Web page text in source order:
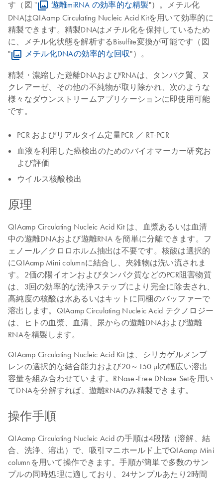
す（図 " 遊離miRNA の効率的な精製"）。メチル化
DNAはQIAamp Circulating Nucleic Acid Kitを用いて効率的に
精製できます。精製DNAはメチル化を保持しているため
に、メチル化状態を解析するBisulfite変換が可能です（図
"
メチル化DNAの効率的な回収"）。
精製・濃縮した遊離DNAおよびRNAは、タンパク質、ヌ
クレアーゼ、その他の不純物が取り除かれ、次のような
様々なダウンストリームアプリケーションに即使用可能
です。
PCR およびリアルタイム定量PCR ／ RT-PCR
血液を利用した癌検出のためのバイオマーカー研究お
よび評価
ウイルス核酸検出
原理
QIAamp Circulating Nucleic Acid Kit は、血漿あるいは血清
中の遊離DNAおよび遊離RNA を簡単に分離できます。フ
ェノール／クロロホルム抽出は不要です。核酸は選択的
にQIAamp Mini columnに結合し、夾雑物は洗い流されま
す。2価の陽イオンおよびタンパク質などのPCR阻害物質
は、3回の効率的な洗浄ステップにより完全に除去され、
高純度の核酸は水あるいはキットに同梱のバッファーで
溶出します。QIAamp Circulating Nucleic Acid テクノロジー
は、ヒトの血漿、血清、尿からの遊離DNAおよび遊離
RNAを精製します。
QIAamp Circulating Nucleic Acid Kit は、シリカゲルメンブ
レンの選択的な結合能力および20～150 μlの幅広い溶出
容量を組み合わせています。RNase-Free DNase Setを用い
てDNAを分解すれば、遊離RNAのみ精製できます。
操作手順
QIAamp Circulating Nucleic Acid の手順は4段階（溶解、結
合、洗浄、溶出）で、吸引マニホールド上でQIAamp Mini
columnを用いて操作できます。手順が簡単で多数のサン
プルの同時処理に適しており、24サンプルあたり2時間